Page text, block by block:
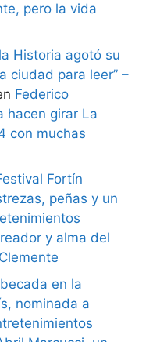
pero la vida
Historia agotó su
ciudad para leer” –
Federico
hacen girar La
con muchas
Fortín
peñas y un
y alma del
en la
nominada a